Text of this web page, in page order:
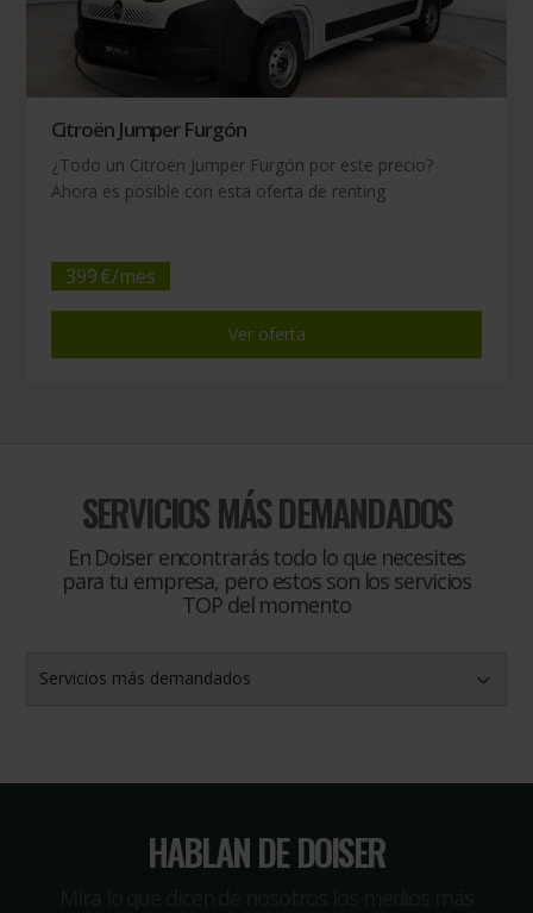
Citroën Jumper Furgón
¿Todo un Citroën Jumper Furgón por este precio?
Ahora es posible con esta oferta de renting
399€/mes
Ver oferta
SERVICIOS MÁS DEMANDADOS
En Doiser encontrarás todo lo que necesites
para tu empresa, pero estos son los servicios
TOP del momento
Servicios más demandados
HABLAN DE DOISER